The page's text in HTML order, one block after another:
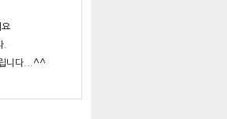
요
.
니다...^^